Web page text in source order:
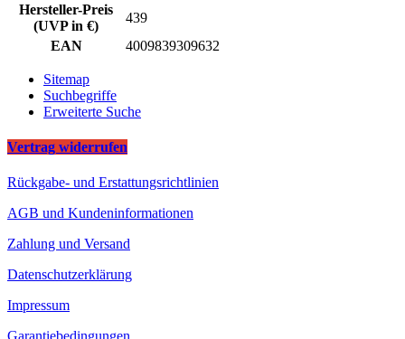
Hersteller-Preis
(UVP in €)
439
EAN
4009839309632
Sitemap
Suchbegriffe
Erweiterte Suche
Vertrag widerrufen
Rückgabe- und Erstattungsrichtlinien
AGB und Kundeninformationen
Zahlung und Versand
Datenschutzerklärung
Impressum